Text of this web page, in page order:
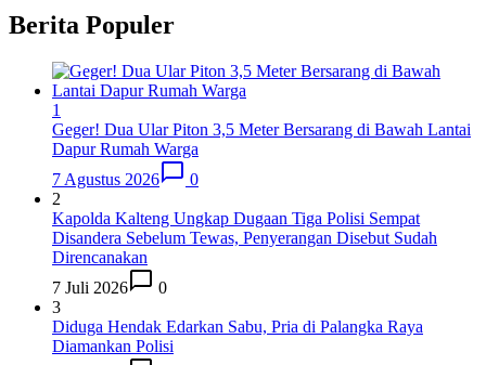
Berita Populer
1
Geger! Dua Ular Piton 3,5 Meter Bersarang di Bawah Lantai
Dapur Rumah Warga
7 Agustus 2026
0
2
Kapolda Kalteng Ungkap Dugaan Tiga Polisi Sempat
Disandera Sebelum Tewas, Penyerangan Disebut Sudah
Direncanakan
7 Juli 2026
0
3
Diduga Hendak Edarkan Sabu, Pria di Palangka Raya
Diamankan Polisi